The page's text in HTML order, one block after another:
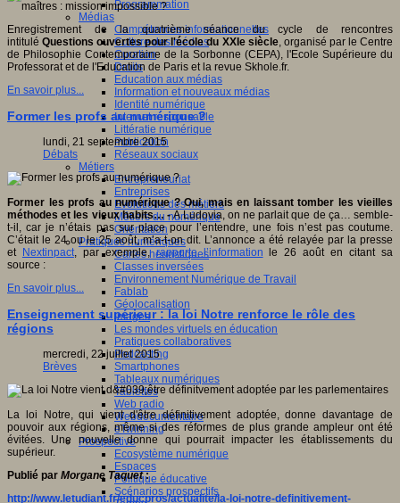
Programmation
Médias
Compétences informationnelles
Culture des médias
Curation
Droits
Education aux médias
Information et nouveaux médias
Identité numérique
Internet responsable
Littératie numérique
Publication
Réseaux sociaux
Métiers
Entrepreneuriat
Entreprises
Evolutions des métiers
Métiers du numérique
Orientation
Pratiques numériques
Cartes heuristiques
Classes inversées
Environnement Numérique de Travail
Fablab
Géolocalisation
Images
Les mondes virtuels en éducation
Pratiques collaboratives
Podcasting
Smartphones
Tableaux numériques
Tablettes
Web radio
Webdocumentaire
eTwinning
Prospective
Ecosystème numérique
Espaces
Politique éducative
Scénarios prospectifs
Enregistrement de la quatrième séance du cycle de rencontres
intituléQuestions ouvertes pour l'école du XXIe siècle, organisé par le Centre
de Philosophie Contemporaine de la Sorbonne (CEPA), l'Ecole Supérieure du
Professorat et de l'Education de Paris et la revue Skhole.fr.
En savoir plus...
Former les profs au numérique ?
lundi, 21 septembre 2015
Débats
Former les profs au numérique ? Oui, mais en laissant tomber les vieilles
méthodes et les vieux habits… -A Ludovia, on ne parlait que de ça… semble-
t-il, car je n’étais pas sur place pour l’entendre, une fois n’est pas coutume.
C’était le 24 ou le 25 août, m’a-t-on dit. L’annonce a été relayée par la presse
et Nextinpact, par exemple,rapporte l’information le 26 août en citant sa
source :
En savoir plus...
Enseignement supérieur : la loi Notre renforce le rôle des
régions
mercredi, 22 juillet 2015
Brèves
La loi Notre, qui vient d'être définitivement adoptée, donne davantage de
pouvoir aux régions, même si des réformes de plus grande ampleur ont été
évitées. Une nouvelle donne qui pourrait impacter les établissements du
supérieur.
Publié par Morgane Taquet:
http://www.letudiant.fr/educpros/actualite/la-loi-notre-definitivement-